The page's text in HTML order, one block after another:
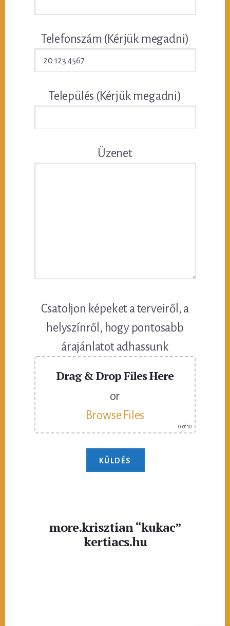
Telefonszám (Kérjük megadni)
Település (Kérjük megadni)
Üzenet
Csatoljon képeket a terveiről, a
helyszínről, hogy pontosabb
árajánlatot adhassunk
Drag & Drop Files Here
or
Browse Files
0 of 10
more.krisztian “kukac”
kertiacs.hu